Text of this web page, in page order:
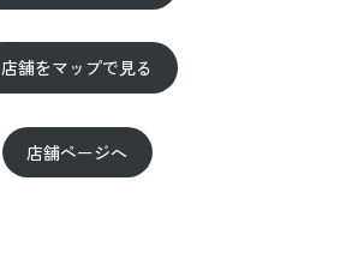
店舗をマップで見る
店舗ページへ